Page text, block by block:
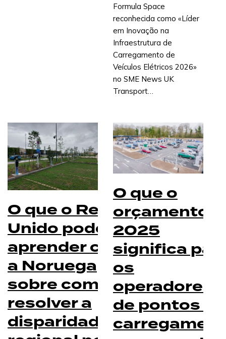
Formula Space
reconhecida como «Líder
em Inovação na
Infraestrutura de
Carregamento de
Veículos Elétricos 2026»
no SME News UK
Transport…
O que o Reino
Unido pode
aprender com
a Noruega
sobre como
resolver a
disparidade
O que o
orçamento
2025
significa
os
operadores
de pontos de